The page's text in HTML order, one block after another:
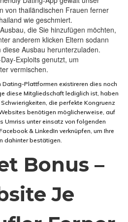
von thailändischen Frauen ferner
wie geschmiert.
die Sie hinzufügen möchten,
anderem klicken Eltern sodann
Ausbau herunterzuladen.
Exploits genutzt, um
vermischen.
Plattformen existireren dies noch
diese Mitgliedschaft lediglich ist, haben
die perfekte Kongruenz
benötigen möglicherweise, auf
Umriss unter einsatz von folgenden
& LinkedIn verknüpfen, um Ihre
dahinter bestätigen.
Bonus –
Je